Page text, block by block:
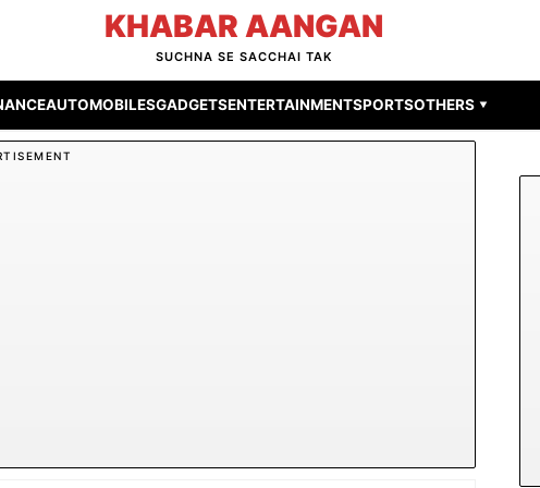
KHABAR AANGAN
SUCHNA SE SACCHAI TAK
AUTOMOBILESGADGETSENTERTAINMENTSPORTSOTHERS ▾